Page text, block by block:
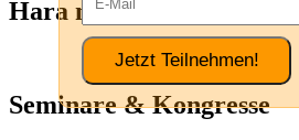
Jetzt Teilnehmen!
Hara meets Womb Power
Seminare & Kongresse